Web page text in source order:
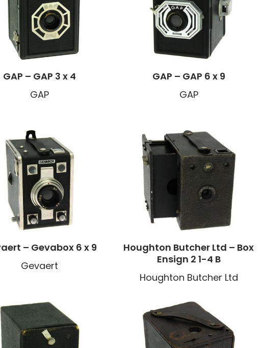
GAP – GAP 3 x 4
GAP
GAP – GAP 6 x 9
GAP
– Gevabox 6 x 9
Gevaert
Houghton Butcher Ltd – Box
Ensign 2 1-4 B
Houghton Butcher Ltd